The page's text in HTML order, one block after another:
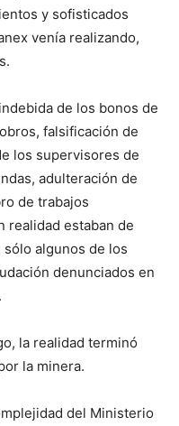
y sofisticados
venía realizando,
de los bonos de
falsificación de
los supervisores de
adulteración de
de trabajos
realidad estaban de
algunos de los
denunciados en
la realidad terminó
la minera.
del Ministerio